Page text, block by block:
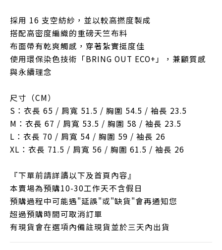
採用 16 支空紡紗，並以較高撚度製成
搭配高密度編織的重磅天竺布料
布面帶有乾爽觸感，穿著紮實挺度佳
使用環保染色技術「BRING OUT ECO+」，兼顧質感
與永續理念
尺寸（CM）
S：衣長 65 / 肩寬 51.5 / 胸圍 54.5 / 袖長 23.5
M：衣長 67 / 肩寬 53.5 / 胸圍 58 / 袖長 23.5
L：衣長 70 / 肩寬 54 / 胸圍 59 / 袖長 26
XL：衣長 71.5 / 肩寬 56 / 胸圍 61.5 / 袖長 26
『下單前請詳讀以下及首頁內容』
本賣場為預購10-30工作天不含假日
預購過程中可能遇"延誤"或"缺貨"會再通知您
超過預購時間可取消訂單
有現貨會在選項內備註現貨並於三天內出貨